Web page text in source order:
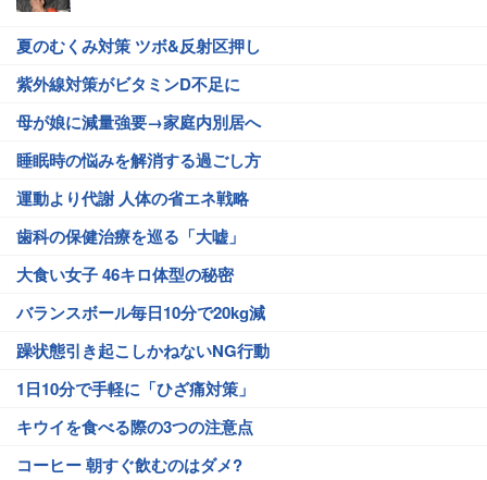
夏のむくみ対策 ツボ&反射区押し
紫外線対策がビタミンD不足に
母が娘に減量強要→家庭内別居へ
睡眠時の悩みを解消する過ごし方
運動より代謝 人体の省エネ戦略
歯科の保健治療を巡る「大嘘」
大食い女子 46キロ体型の秘密
バランスボール毎日10分で20kg減
躁状態引き起こしかねないNG行動
1日10分で手軽に「ひざ痛対策」
キウイを食べる際の3つの注意点
コーヒー 朝すぐ飲むのはダメ?